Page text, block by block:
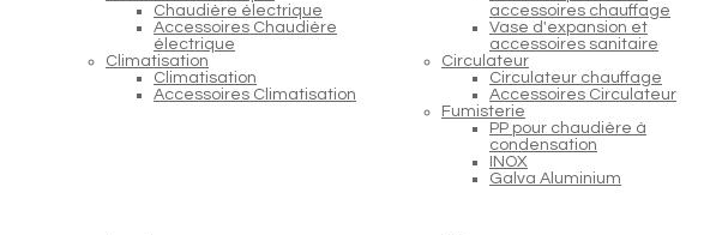
Chaudière électrique
Accessoires Chaudière
électrique
Climatisation
Climatisation
Accessoires Climatisation
accessoires chauffage
Vase d'expansion et
accessoires sanitaire
Circulateur
Circulateur chauffage
Accessoires Circulateur
Fumisterie
PP pour chaudière à
condensation
INOX
Galva Aluminium